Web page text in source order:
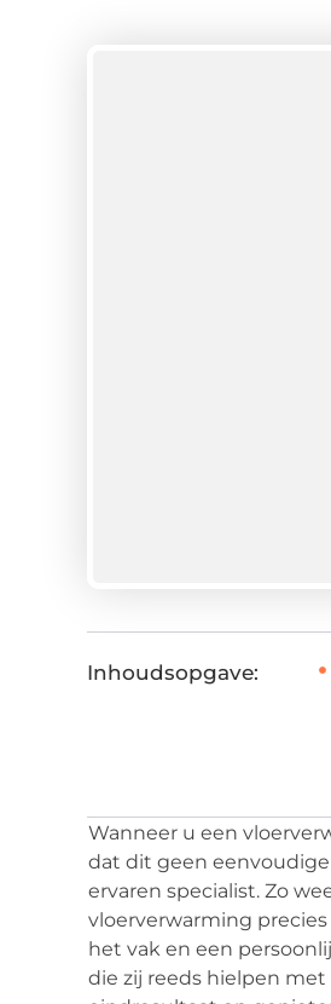
Inhoudsopgave:
Wanneer u een
dat dit geen
ervaren specialist. Zo
vloerverwarming
het vak en een
die zij reeds hielpen